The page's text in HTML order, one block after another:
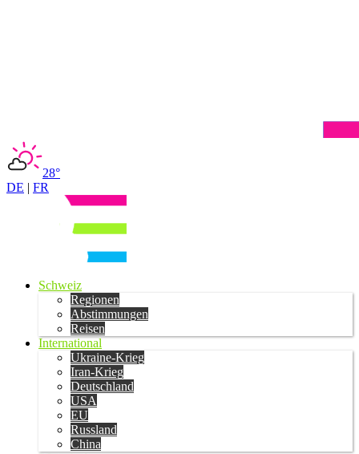
28°
DE | FR
Schweiz
Regionen
Abstimmungen
Reisen
International
Ukraine-Krieg
Iran-Krieg
Deutschland
USA
EU
Russland
China